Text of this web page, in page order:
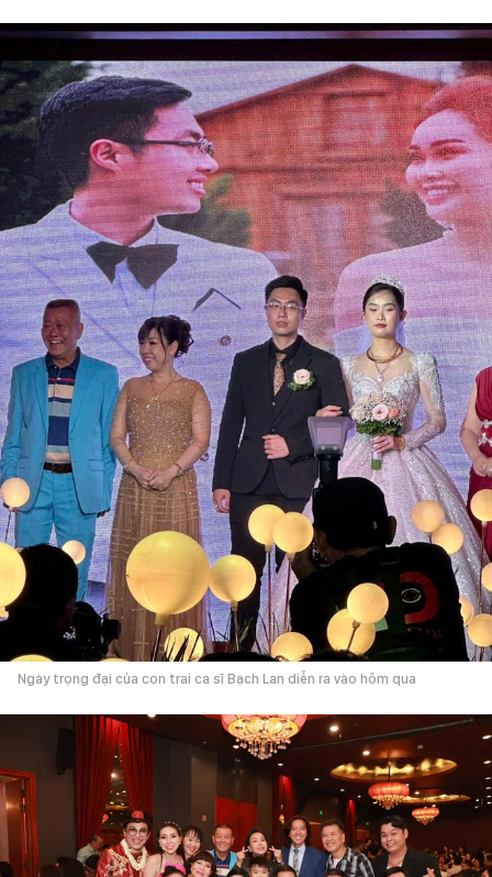
Ngày trọng đại của con trai ca sĩ Bạch Lan diễn ra vào hôm qua